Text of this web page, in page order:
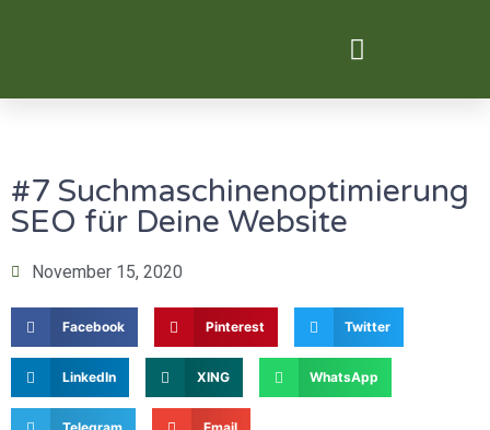
#7 Suchmaschinenoptimierung
SEO für Deine Website
November 15, 2020
Facebook Pinterest Twitter
LinkedIn XING WhatsApp